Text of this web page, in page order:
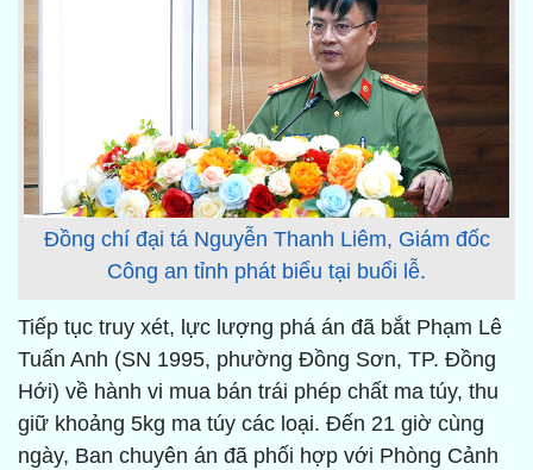
Đồng chí đại tá Nguyễn Thanh Liêm, Giám đốc
Công an tỉnh phát biểu tại buổi lễ.
Tiếp tục truy xét, lực lượng phá án đã bắt Phạm Lê
Tuấn Anh (SN 1995, phường Đồng Sơn, TP. Đồng
Hới) về hành vi mua bán trái phép chất ma túy, thu
giữ khoảng 5kg ma túy các loại. Đến 21 giờ cùng
ngày, Ban chuyên án đã phối hợp với Phòng Cảnh